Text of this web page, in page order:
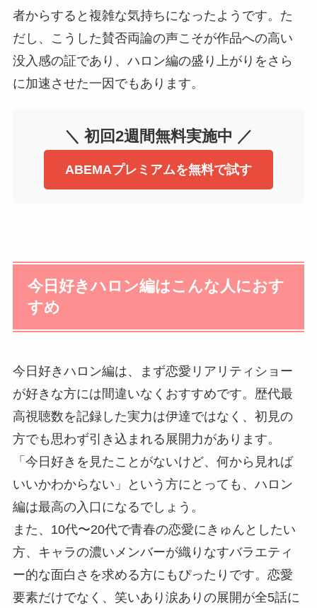
者からすると複雑な気持ちになったようです。た
だし、こうした賛否両論の声こそが作品への高い
没入感の証であり、ハロン編の盛り上がりをさら
に加速させた一因でもあります。
＼ 初回2週間無料実施中 ／
ABEMAプレミアムを無料で試す
今日好きハロン編はこんな人におす
すめ
今日好きハロン編は、まず恋愛リアリティショー
が好きな方には間違いなくおすすめです。歴代最
高視聴数を記録した実力は伊達ではなく、初見の
方でも思わず引き込まれる展開力があります。
「今日好きを見たことがないけど、何から見れば
いいかわからない」という方にとっても、ハロン
編は最高の入口になるでしょう。
また、10代〜20代で青春の恋愛にきゅんとしたい
方、キャラの濃いメンバーが織りなすバラエティ
ー的な面白さを求める方にもぴったりです。恋愛
要素だけでなく、笑いあり涙ありの展開が全5話に